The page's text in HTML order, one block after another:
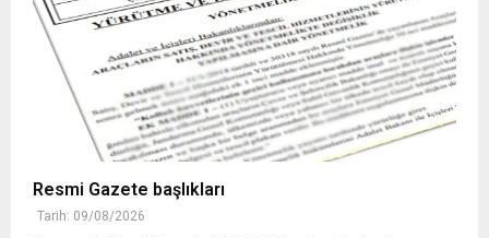
Resmi Gazete başlıkları
Tarih: 09/08/2026